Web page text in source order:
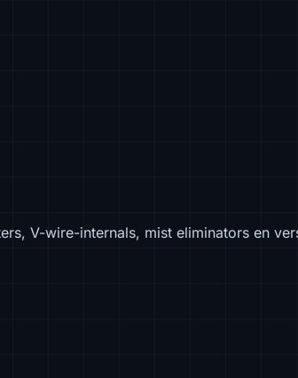
V-wire-internals, mist eliminators en